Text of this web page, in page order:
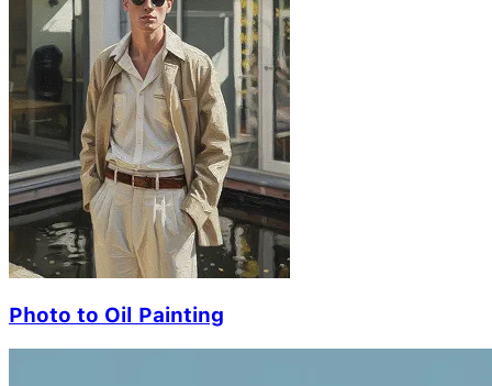
Photo to Oil Painting